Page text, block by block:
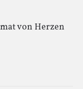
von Herzen